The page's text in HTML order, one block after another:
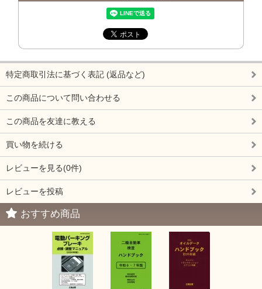
特定商取引法に基づく表記 (返品など)
この商品について問い合わせる
この商品を友達に教える
買い物を続ける
レビューを見る(0件)
レビューを投稿
おすすめ商品